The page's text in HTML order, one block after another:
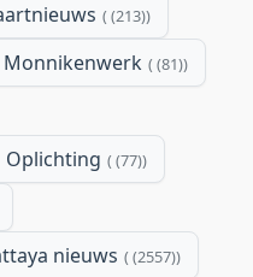
(213)
Monnikenwerk (81)
Oplichting (77)
nieuws (2557)